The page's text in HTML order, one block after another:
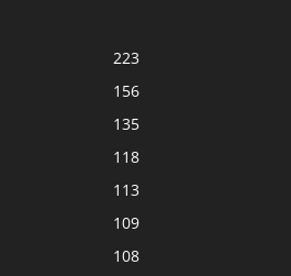
223
156
135
118
113
109
108